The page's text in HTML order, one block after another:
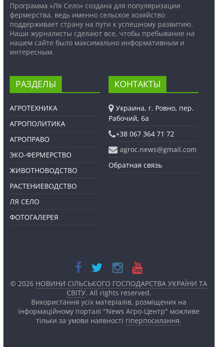
Программа «Ля Село» создана для популяризации
фермерства, ведь именно сельское хозяйство
поддерживает страну на пути к успешному развитию.
Наши журналисты сделают все, чтобы пребывание на
нашем сайте было максимально информативным и
интересным.
РАЗДЕЛЫ
АГРОТЕХНИКА
АГРОПОЛИТИКА
АГРОПРАВО
ЭКО-ФЕРМЕРСТВО
ЖИВОТНОВОДСТВО
РАСТЕНИЕВОДСТВО
ЛЯ СЕЛО
ФОТОГАЛЕРЕЯ
КОНТАКТЫ
Украина, г. Ровно, пер.
Рабочий, 6а
+38 067 364 71 72
agroc.news@gmail.com
Обратная связь
© 2026 НОВИНИ СІЛЬСЬКОГО ГОСПОДАРСТВА УКРАЇНИ ТА
СВІТУ. All rights reserved.
Використання усіх матеріалів, розміщених на
інформаційному порталі "News Агро-Центр" можливе
тільки за умови наявності гіперпосилання.